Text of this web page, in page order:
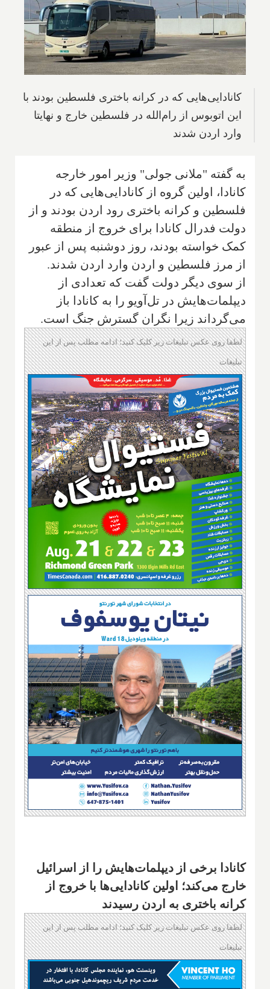
کانادایی‌هایی که در کرانه باختری فلسطین بودند با
این اتوبوس از رام‌الله در فلسطین خارج و نهایتا
وارد اردن شدند
به گفته "ملانی جولی" وزیر امور خارجه
کانادا، اولین گروه از کانادایی‌هایی که در
فلسطین و کرانه باختری رود اردن بودند و از
دولت فدرال کانادا برای خروج از منطقه
کمک خواسته بودند، روز دوشنبه پس از عبور
از مرز فلسطین و اردن وارد اردن شدند.
از سوی دیگر دولت گفت که تعدادی از
دیپلمات‌هایش در تل‌آویو را به کانادا باز
می‌گرداند زیرا نگران گسترش جنگ است.
لطفا روی عکس تبلیغات زیر کلیک کنید؛ ادامه مطلب پس از این
تبلیغات
کانادا برخی از دیپلمات‌هایش را از اسرائیل
خارج می‌کند؛ اولین کانادایی‌ها با خروج از
کرانه باختری به اردن رسیدند
لطفا روی عکس تبلیغات زیر کلیک کنید؛ ادامه مطلب پس از این
تبلیغات